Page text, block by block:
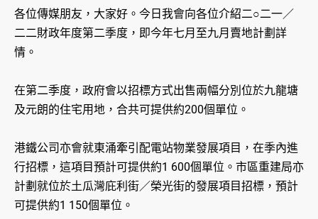
各位傳媒朋友，大家好。今日我會向各位介紹二○二一／
二二財政年度第二季度，即今年七月至九月賣地計劃詳
情。
在第二季度，政府會以招標方式出售兩幅分別位於九龍塘
及元朗的住宅用地，合共可提供約200個單位。
港鐵公司亦會就東涌牽引配電站物業發展項目，在季內進
行招標，這項目預計可提供約1 600個單位。市區重建局亦
計劃就位於土瓜灣庇利街／榮光街的發展項目招標，預計
可提供約1 150個單位。